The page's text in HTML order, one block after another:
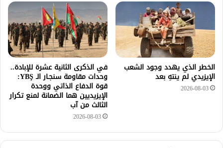
الخطر الذي يهدد وجود الشعب
الإيزيدي لم ينتهِ بعد
2026-08-03
في الذكرى الثانية عشرة للإبادة..
وحدات مقاومة سنجـار الـ YBŞ:
قوة الدفاع الذاتي ووحدة
الإيزيديين هما الضمانة لمنع تكرار
الثالث من آب
2026-08-03